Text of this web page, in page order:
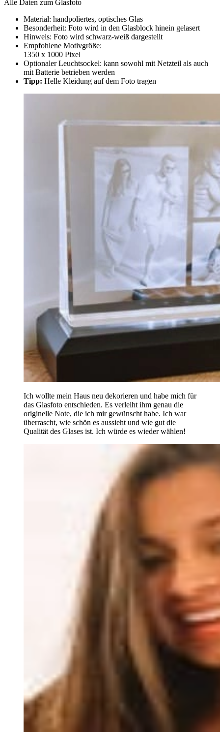
Alle Daten zum Glasfoto
Material: handpoliertes, optisches Glas
Besonderheit: Foto wird in den Glasblock hinein gelasert
Hinweis: Foto wird schwarz-weiß dargestellt
Empfohlene Motivgröße:
1350 x 1000 Pixel
Optionaler Leuchtsockel: kann sowohl mit Netzteil als auch
mit Batterie betrieben werden
Tipp: Helle Kleidung auf dem Foto tragen
Ich wollte mein Haus neu dekorieren und habe mich für
das Glasfoto entschieden. Es verleiht ihm genau die
originelle Note, die ich mir gewünscht habe. Ich war
überrascht, wie schön es aussieht und wie gut die
Qualität des Glases ist. Ich würde es wieder wählen!